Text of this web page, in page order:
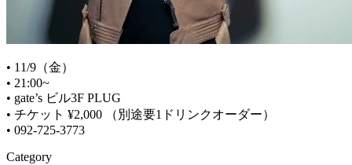
• 11/9（金）
• 21:00~
• gate’s ビル3F PLUG
• チケット ¥2,000 （別途要1ドリンクオーダー）
• 092-725-3773
Category